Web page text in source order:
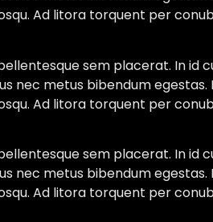
Ad litora torquent per
sem placerat. In id
nec metus bibendum egestas.
Ad litora torquent per
sem placerat. In id
nec metus bibendum egestas.
Ad litora torquent per